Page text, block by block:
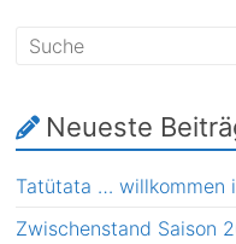
Neueste
Tatütata … willkommen
Zwischenstand Saison